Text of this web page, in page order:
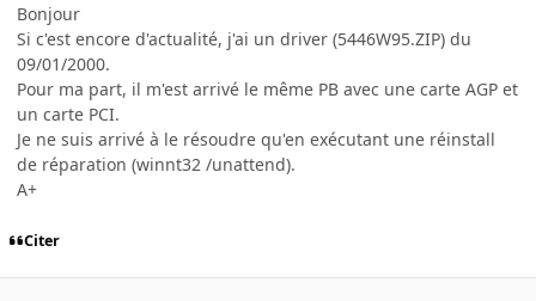
Bonjour
Si c'est encore d'actualité, j'ai un driver (5446W95.ZIP) du
09/01/2000.
Pour ma part, il m'est arrivé le même PB avec une carte AGP et
un carte PCI.
Je ne suis arrivé à le résoudre qu'en exécutant une réinstall
de réparation (winnt32 /unattend).
A+
Citer